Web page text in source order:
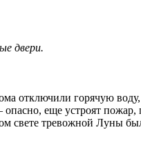
двери.
отключили горячую воду,
еще устроят пожар,
свете тревожной Луны